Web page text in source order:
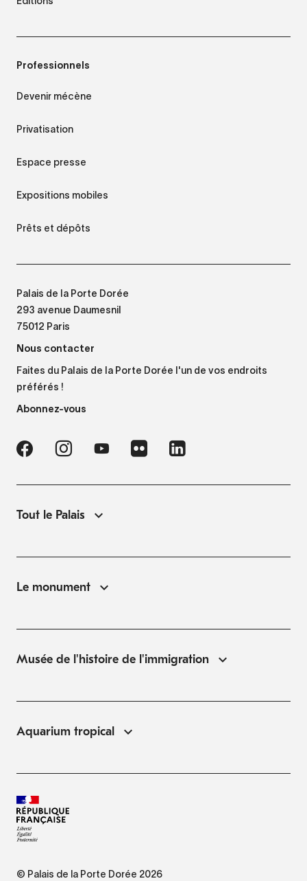
Professionnels
Devenir mécène
Privatisation
Espace presse
Expositions mobiles
Prêts et dépôts
Palais de la Porte Dorée
293 avenue Daumesnil
75012 Paris
Nous contacter
Faites du Palais de la Porte Dorée l'un de vos endroits
préférés !
Abonnez-vous
Tout le Palais
Le monument
Musée de l'histoire de l'immigration
Aquarium tropical
© Palais de la Porte Dorée 2026